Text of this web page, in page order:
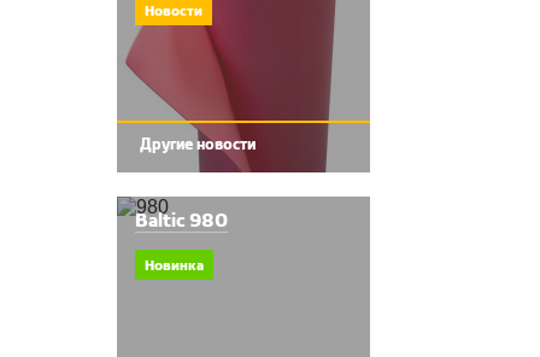
Новости
Другие новости
Baltic 980
Новинка